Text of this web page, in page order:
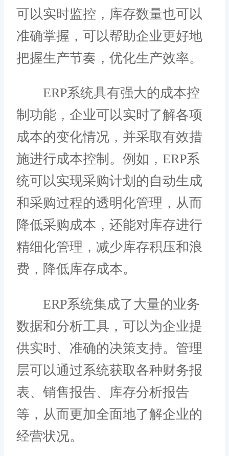
可以实时监控，库存数量也可以
准确掌握，可以帮助企业更好地
把握生产节奏，优化生产效率。
ERP系统具有强大的成本控
制功能，企业可以实时了解各项
成本的变化情况，并采取有效措
施进行成本控制。例如，ERP系
统可以实现采购计划的自动生成
和采购过程的透明化管理，从而
降低采购成本，还能对库存进行
精细化管理，减少库存积压和浪
费，降低库存成本。
ERP系统集成了大量的业务
数据和分析工具，可以为企业提
供实时、准确的决策支持。管理
层可以通过系统获取各种财务报
表、销售报告、库存分析报告
等，从而更加全面地了解企业的
经营状况。